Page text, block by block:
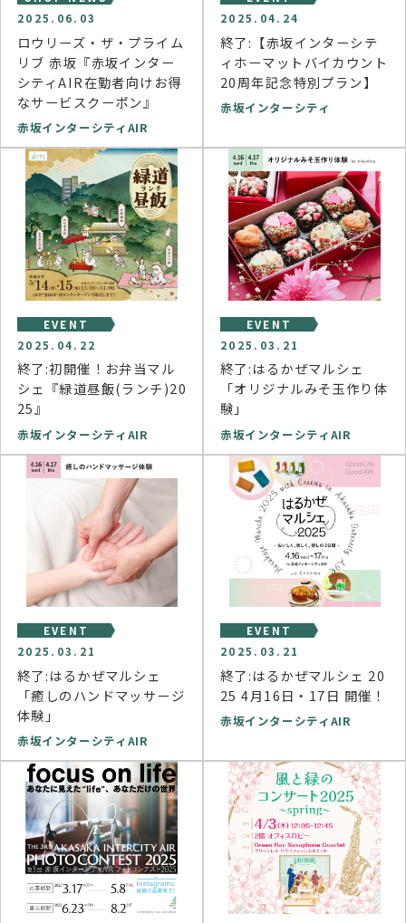
2025.06.03
ロウリーズ・ザ・プライム
リブ 赤坂『赤坂インター
シティAIR在勤者向けお得
なサービスクーポン』
赤坂インターシティAIR
2025.04.24
終了:【赤坂インターシテ
ィホーマットバイカウント
20周年記念特別プラン】
赤坂インターシティ
EVENT
2025.04.22
終了:初開催！お弁当マル
シェ『緑道昼飯(ランチ)20
25』
赤坂インターシティAIR
EVENT
2025.03.21
終了:はるかぜマルシェ
「オリジナルみそ玉作り体
験」
赤坂インターシティAIR
EVENT
2025.03.21
終了:はるかぜマルシェ
「癒しのハンドマッサージ
体験」
赤坂インターシティAIR
EVENT
2025.03.21
終了:はるかぜマルシェ 20
25 4月16日・17日 開催！
赤坂インターシティAIR